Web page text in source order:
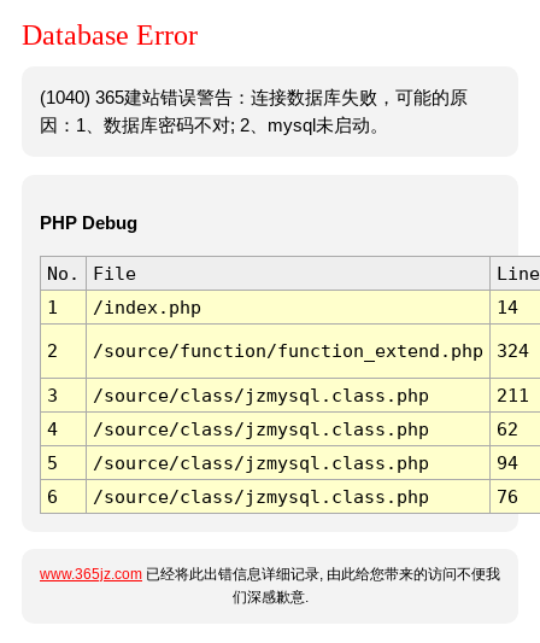
Database Error
(1040) 365建站错误警告：连接数据库失败，可能的原
因：1、数据库密码不对; 2、mysql未启动。
PHP Debug
No. File
Line
1
/index.php 14
2 /source/function/function_extend.php 324
3 /source/class/jzmysql.class.php
211
4
/source/class/jzmysql.class.php
62
5
/source/class/jzmysql.class.php
94
6
/source/class/jzmysql.class.php 76
www.365jz.com 已经将此出错信息详细记录, 由此给您带来的访问不便我
们深感歉意.